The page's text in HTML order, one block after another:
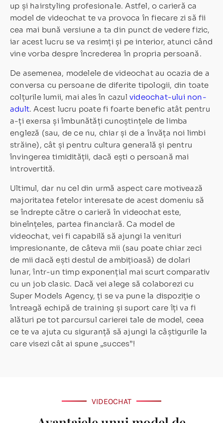
up și hairstyling profesionale. Astfel, o carieră ca
model de videochat te va provoca în fiecare zi să fii
cea mai bună versiune a ta din punct de vedere fizic,
iar acest lucru se va resimți și pe interior, atunci când
vine vorba despre încrederea în propria persoană.
De asemenea, modelele de videochat au ocazia de a
conversa cu persoane de diferite tipologii, din toate
colțurile lumii, mai ales în cazul videochat-ului non-
adult. Acest lucru poate fi foarte benefic atât pentru
a-ți exersa și îmbunătăți cunoștințele de limba
engleză (sau, de ce nu, chiar și de a învăța noi limbi
străine), cât și pentru cultura generală și pentru
învingerea timidității, dacă ești o persoană mai
introvertită.
Ultimul, dar nu cel din urmă aspect care motivează
majoritatea fetelor interesate de acest domeniu să
se îndrepte către o carieră în videochat este,
bineînțeles, partea financiară. Ca model de
videochat, vei fi capabilă să ajungi la venituri
impresionante, de câteva mii (sau poate chiar zeci
de mii dacă ești destul de ambițioasă) de dolari
lunar, într-un timp exponențial mai scurt comparativ
cu un job clasic. Dacă vei alege să colaborezi cu
Super Models Agency, ți se va pune la dispoziție o
întreagă echipă de training și suport care îți va fi
alături pe tot parcursul carierei tale de model, ceea
ce te va ajuta cu siguranță să ajungi la câștigurile la
care visezi cât ai spune „succes”!
VIDEOCHAT